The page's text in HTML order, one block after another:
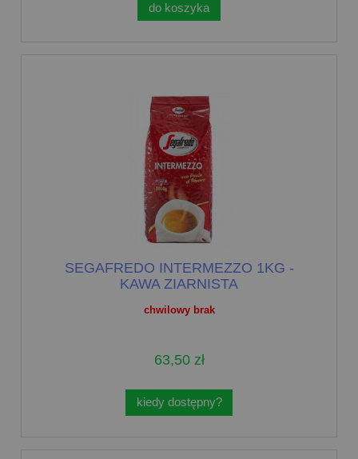
do koszyka
chwilowy brak
SEGAFREDO INTERMEZZO 1KG -
KAWA ZIARNISTA
63,50 zł
kiedy dostępny?